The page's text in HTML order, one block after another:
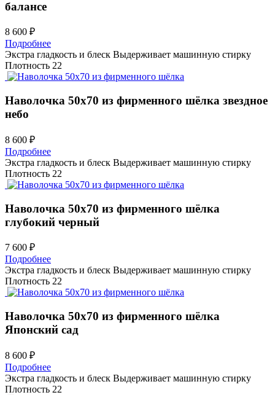
балансе
8 600 ₽
Подробнее
Экстра гладкость и блеск Выдерживает машинную стирку
Плотность 22
Наволочка 50х70 из фирменного шёлка звездное
небо
8 600 ₽
Подробнее
Экстра гладкость и блеск Выдерживает машинную стирку
Плотность 22
Наволочка 50х70 из фирменного шёлка
глубокий черный
7 600 ₽
Подробнее
Экстра гладкость и блеск Выдерживает машинную стирку
Плотность 22
Наволочка 50х70 из фирменного шёлка
Японский сад
8 600 ₽
Подробнее
Экстра гладкость и блеск Выдерживает машинную стирку
Плотность 22